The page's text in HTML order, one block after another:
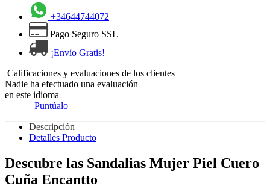
+34644744072
Pago Seguro SSL
¡Envío Gratis!
Calificaciones y evaluaciones de los clientes
Nadie ha efectuado una evaluación
en este idioma
Puntúalo
Descripción
Detalles Producto
Descubre las Sandalias Mujer Piel Cuero
Cuña Encantto